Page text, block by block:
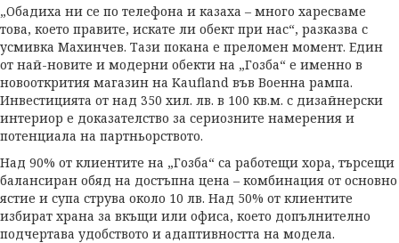
„Обадиха ни се по телефона и казаха – много харесваме
това, което правите, искате ли обект при нас“, разказва с
усмивка Махинчев. Тази покана е преломен момент. Един
от най-новите и модерни обекти на „Гозба“ е именно в
новооткрития магазин на Kaufland във Военна рампа.
Инвестицията от над 350 хил. лв. в 100 кв.м. с дизайнерски
интериор е доказателство за сериозните намерения и
потенциала на партньорството.
Над 90% от клиентите на „Гозба“ са работещи хора, търсещи
балансиран обяд на достъпна цена – комбинация от основно
ястие и супа струва около 10 лв. Над 50% от клиентите
избират храна за вкъщи или офиса, което допълнително
подчертава удобството и адаптивността на модела.